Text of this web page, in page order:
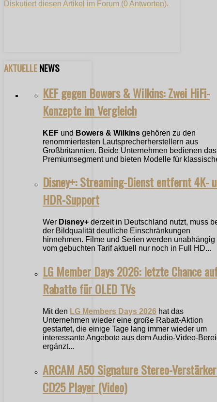
Diskutiert diesen Artikel im Forum (0 Antworten).
AKTUELLENEWS
KEF gegen Bowers & Wilkins: Zwei HiFi-
Konzepte im Vergleich
KEF und Bowers & Wilkins gehören zu den
renommiertesten Lautsprecherherstellern aus
Großbritannien. Beide Unternehmen bedienen das
Premiumsegment und bieten Modelle für
Disney+: Streaming-Dienst entfernt 4K-
HDR-Support
Wer Disney+ derzeit in Deutschland nutzt, muss
der Bildqualität deutliche Einschränkungen
hinnehmen. Filme und Serien werden unabhängig
vom gebuchten Tarif aktuell nur noch in Full HD...
LG Member Days 2026: letzte Chance
Rabatte für OLED TVs
Mit den LG Members Days 2026 hat das
Unternehmen wieder eine große Rabatt-Aktion
gestartet, die einige Tage lang immer wieder um
interessante Angebote aus dem Audio-Video-
ergänzt...
ARCAM A50 Signature Stereo-
CD25 Player (Video)